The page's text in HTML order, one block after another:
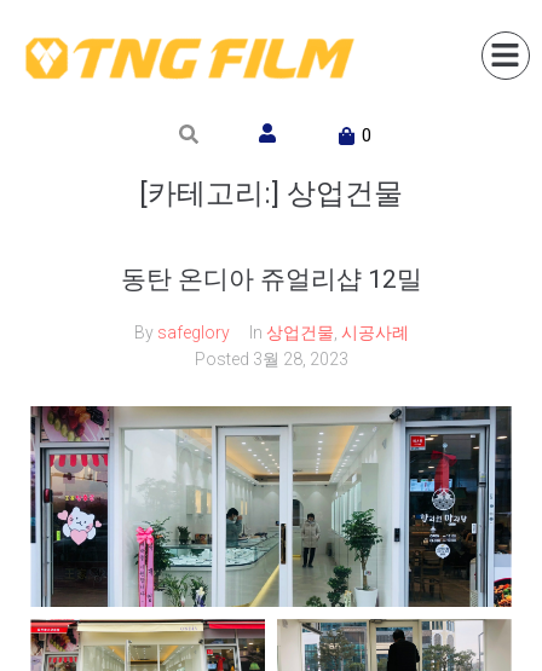
0
[카테고리:] 상업건물
동탄 온디아 쥬얼리샵 12밀
By safeglory In 상업건물, 시공사례
Posted 3월 28, 2023